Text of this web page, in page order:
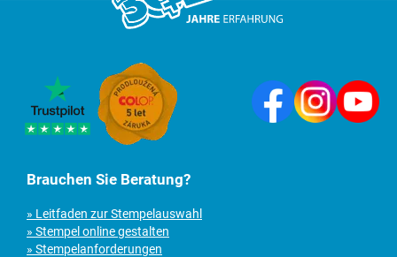
Brauchen Sie Beratung?
» Leitfaden zur Stempelauswahl
» Stempel online gestalten
» Stempelanforderungen